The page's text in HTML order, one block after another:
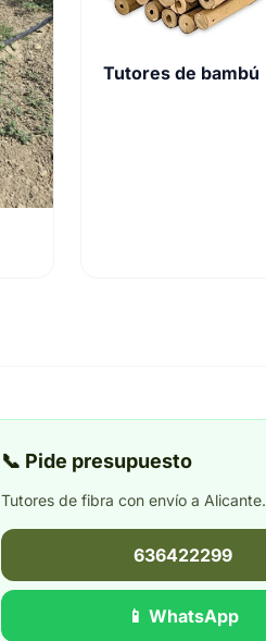
Tutores de bambú
📞 Pide presupuesto
Tutores de fibra con envío a Alicante.
636422299
📱 WhatsApp